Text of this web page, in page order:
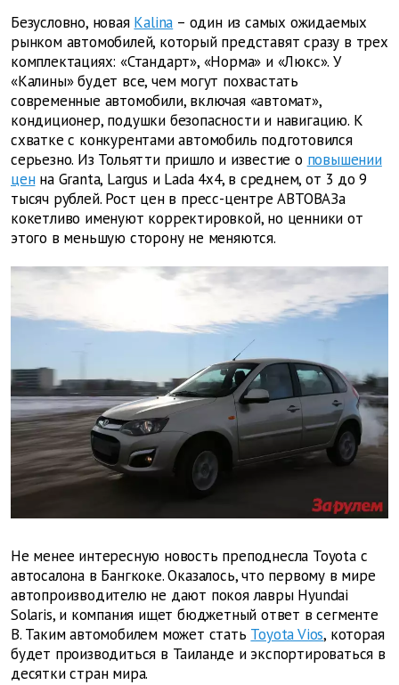
Безусловно, новая Kalina – один из самых ожидаемых
рынком автомобилей, который представят сразу в трех
комплектациях: «Стандарт», «Норма» и «Люкс». У
«Калины» будет все, чем могут похвастать
современные автомобили, включая «автомат»,
кондиционер, подушки безопасности и навигацию. К
схватке с конкурентами автомобиль подготовился
серьезно. Из Тольятти пришло и известие о повышении
ценна Granta, Largus и Lada 4х4, в среднем, от 3 до 9
тысяч рублей. Рост цен в пресс-центре АВТОВАЗа
кокетливо именуют корректировкой, но ценники от
этого в меньшую сторону не меняются.
Не менее интересную новость преподнесла Toyota с
автосалона в Бангкоке. Оказалось, что первому в мире
автопроизводителю не дают покоя лавры Hyundai
Solaris, и компания ищет бюджетный ответ в сегменте
B. Таким автомобилем может стать Toyota Vios, которая
будет производиться в Таиланде и экспортироваться в
десятки стран мира.